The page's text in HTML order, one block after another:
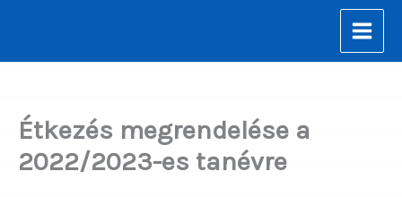
Étkezés megrendelése a
2022/2023-es tanévre